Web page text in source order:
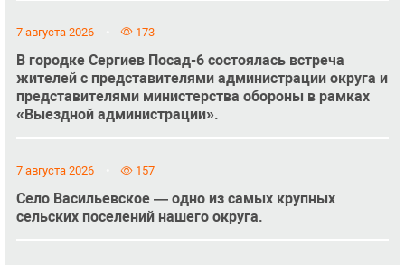
7 августа 2026 173
В городке Сергиев Посад-6 состоялась встреча
жителей с представителями администрации округа и
представителями министерства обороны в рамках
«Выездной администрации».
7 августа 2026 157
Село Васильевское — одно из самых крупных
сельских поселений нашего округа.